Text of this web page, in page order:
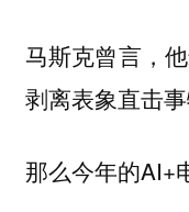
马斯克曾言，
剥离表象直击事
那么今年的AI+